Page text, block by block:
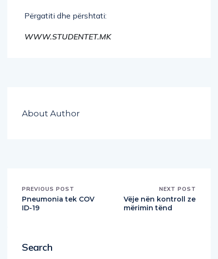
Përgatiti dhe përshtati:
WWW.STUDENTET.MK
About Author
PREVIOUS POST
Pneumonia tek COV
ID-19
NEXT POST
Vëje nën kontroll ze
mërimin tënd
Search